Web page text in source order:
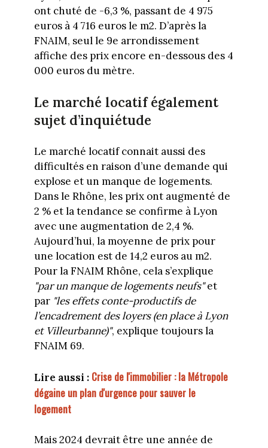
ont chuté de -6,3 %, passant de 4 975
euros à 4 716 euros le m2. D’après la
FNAIM, seul le 9e arrondissement
affiche des prix encore en-dessous des 4
000 euros du mètre.
Le marché locatif également
sujet d’inquiétude
Le marché locatif connait aussi des
difficultés en raison d’une demande qui
explose et un manque de logements.
Dans le Rhône, les prix ont augmenté de
2 % et la tendance se confirme à Lyon
avec une augmentation de 2,4 %.
Aujourd’hui, la moyenne de prix pour
une location est de 14,2 euros au m2.
Pour la FNAIM Rhône, cela s’explique
"par un manque de logements neufs"et
par "les effets conte-productifs de
l’encadrement des loyers (en place à Lyon
et Villeurbanne)", explique toujours la
FNAIM 69.
Lire aussi : Crise de l'immobilier : la Métropole
dégaine un plan d'urgence pour sauver le
logement
Mais 2024 devrait être une année de